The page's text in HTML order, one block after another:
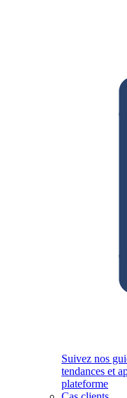
Suivez nos
tendances et
plateforme